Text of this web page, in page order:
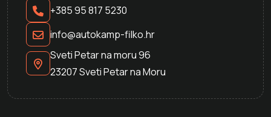
+385 95 817 5230
info@autokamp-filko.hr
Sveti Petar na moru 96
23207 Sveti Petar na Moru